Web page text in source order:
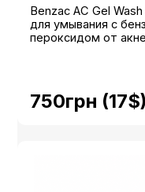
Benzac AC Gel
для умывания с
пероксидом от
750грн (17$)